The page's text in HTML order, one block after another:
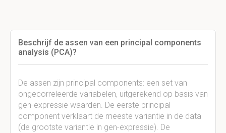
Beschrijf de assen van een principal components
analysis (PCA)?
De assen zijn principal components: een set van
ongecorreleerde variabelen, uitgerekend op basis van
gen-expressie waarden. De eerste principal
component verklaart de meeste variantie in de data
(de grootste variantie in gen-expressie). De